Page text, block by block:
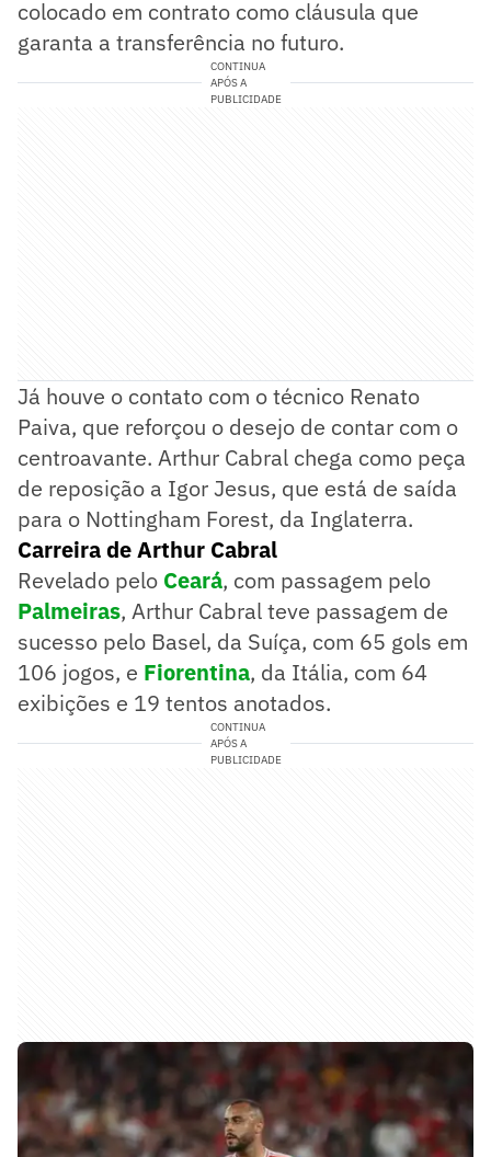
colocado em contrato como cláusula que
garanta a transferência no futuro.
CONTINUA
APÓS A
PUBLICIDADE
Já houve o contato com o técnico Renato
Paiva, que reforçou o desejo de contar com o
centroavante. Arthur Cabral chega como peça
de reposição a Igor Jesus, que está de saída
para o Nottingham Forest, da Inglaterra.
Carreira de Arthur Cabral
Revelado pelo Ceará, com passagem pelo
Palmeiras, Arthur Cabral teve passagem de
sucesso pelo Basel, da Suíça, com 65 gols em
106 jogos, e Fiorentina, da Itália, com 64
exibições e 19 tentos anotados.
CONTINUA
APÓS A
PUBLICIDADE